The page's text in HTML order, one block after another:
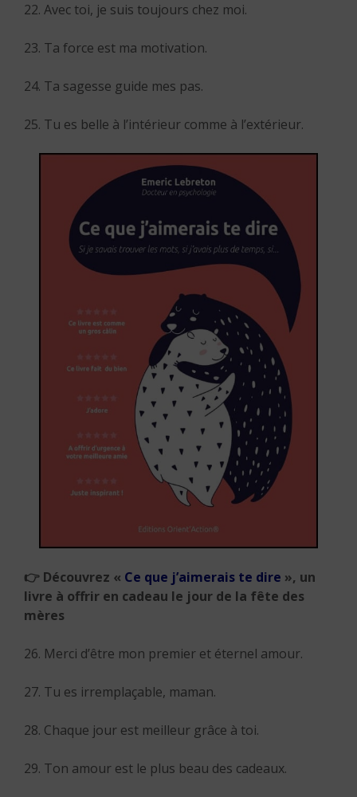
22. Avec toi, je suis toujours chez moi.
23. Ta force est ma motivation.
24. Ta sagesse guide mes pas.
25. Tu es belle à l’intérieur comme à l’extérieur.
👉 Découvrez « Ce que j’aimerais te dire », un
livre à offrir en cadeau le jour de la fête des
mères
26. Merci d’être mon premier et éternel amour.
27. Tu es irremplaçable, maman.
28. Chaque jour est meilleur grâce à toi.
29. Ton amour est le plus beau des cadeaux.